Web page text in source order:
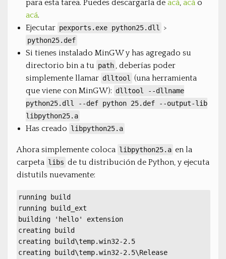
para esta tarea. Puedes descargarla de acá, acá o
acá.
Ejecutar pexports.exe python25.dll >
python25.def
Si tienes instalado MinGW y has agregado su
directorio bin a tu path , deberías poder
simplemente llamar dlltool
(una herramienta
que viene con MinGW): dlltool --dllname
python25.dll --def python 25.def --output-lib
libpython25.a
Has creado libpython25.a
Ahora simplemente coloca libpython25.a en la
carpeta libs de tu distribución de Python, y ejecuta
distutils nuevamente:
running build
running build_ext
building 'hello' extension
creating build
creating build\temp.win32-2.5
creating build\temp.win32-2.5\Release